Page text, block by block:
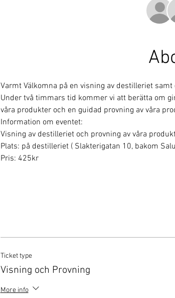
Varmt Välkomna på en visning av destilleriet
Under två timmars tid kommer vi att berätta om
våra produkter och en guidad provning av våra
Information om eventet:
Visning av destilleriet och provning av våra
Plats: på destilleriet ( Slakterigatan 10, bakom
Pris: 425kr
Ticket type
Visning och Provning
More info